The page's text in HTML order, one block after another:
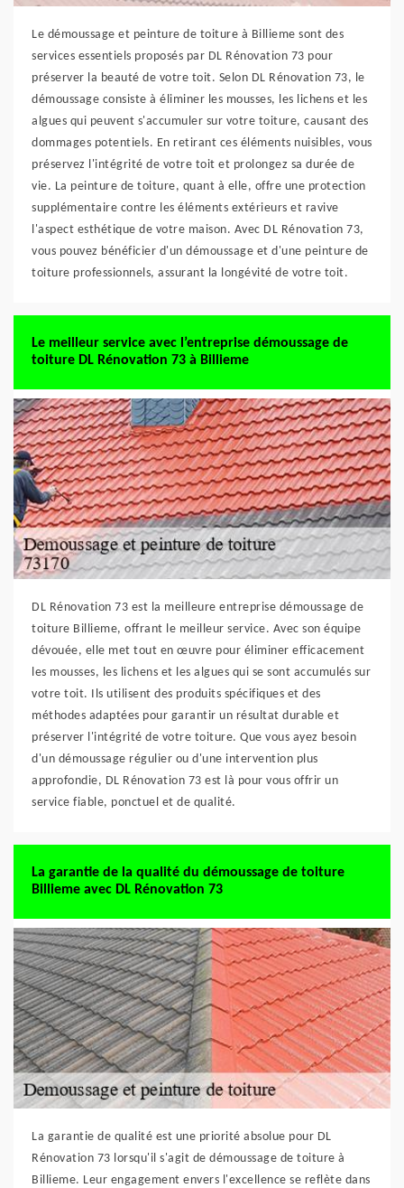
Le démoussage et peinture de toiture à Billieme sont des
services essentiels proposés par DL Rénovation 73 pour
préserver la beauté de votre toit. Selon DL Rénovation 73, le
démoussage consiste à éliminer les mousses, les lichens et les
algues qui peuvent s'accumuler sur votre toiture, causant des
dommages potentiels. En retirant ces éléments nuisibles, vous
préservez l'intégrité de votre toit et prolongez sa durée de
vie. La peinture de toiture, quant à elle, offre une protection
supplémentaire contre les éléments extérieurs et ravive
l'aspect esthétique de votre maison. Avec DL Rénovation 73,
vous pouvez bénéficier d'un démoussage et d'une peinture de
toiture professionnels, assurant la longévité de votre toit.
Le meilleur service avec l’entreprise démoussage de
toiture DL Rénovation 73 à Billieme
DL Rénovation 73 est la meilleure entreprise démoussage de
toiture Billieme, offrant le meilleur service. Avec son équipe
dévouée, elle met tout en œuvre pour éliminer efficacement
les mousses, les lichens et les algues qui se sont accumulés sur
votre toit. Ils utilisent des produits spécifiques et des
méthodes adaptées pour garantir un résultat durable et
préserver l'intégrité de votre toiture. Que vous ayez besoin
d'un démoussage régulier ou d'une intervention plus
approfondie, DL Rénovation 73 est là pour vous offrir un
service fiable, ponctuel et de qualité.
La garantie de la qualité du démoussage de toiture
Billieme avec DL Rénovation 73
La garantie de qualité est une priorité absolue pour DL
Rénovation 73 lorsqu'il s'agit de démoussage de toiture à
Billieme. Leur engagement envers l'excellence se reflète dans